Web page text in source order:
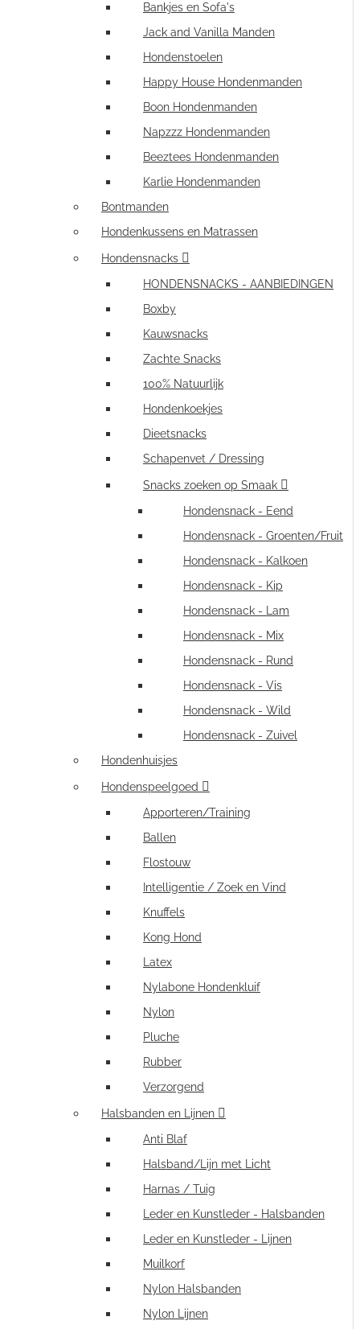
Bankjes en Sofa's
Jack and Vanilla Manden
Hondenstoelen
Happy House Hondenmanden
Boon Hondenmanden
Napzzz Hondenmanden
Beeztees Hondenmanden
Karlie Hondenmanden
Bontmanden
Hondenkussens en Matrassen
Hondensnacks
HONDENSNACKS - AANBIEDINGEN
Boxby
Kauwsnacks
Zachte Snacks
100% Natuurlijk
Hondenkoekjes
Dieetsnacks
Schapenvet / Dressing
Snacks zoeken op Smaak
Hondensnack - Eend
Hondensnack - Groenten/Fruit
Hondensnack - Kalkoen
Hondensnack - Kip
Hondensnack - Lam
Hondensnack - Mix
Hondensnack - Rund
Hondensnack - Vis
Hondensnack - Wild
Hondensnack - Zuivel
Hondenhuisjes
Hondenspeelgoed
Apporteren/Training
Ballen
Flostouw
Intelligentie / Zoek en Vind
Knuffels
Kong Hond
Latex
Nylabone Hondenkluif
Nylon
Pluche
Rubber
Verzorgend
Halsbanden en Lijnen
Anti Blaf
Halsband/Lijn met Licht
Harnas / Tuig
Leder en Kunstleder - Halsbanden
Leder en Kunstleder - Lijnen
Muilkorf
Nylon Halsbanden
Nylon Lijnen